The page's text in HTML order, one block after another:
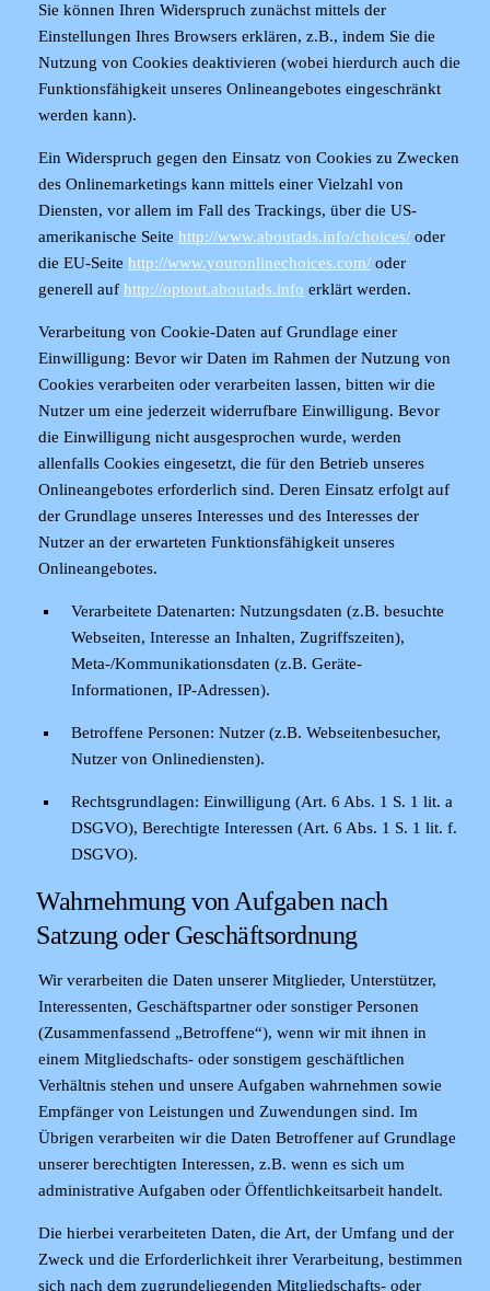
Sie können Ihren Widerspruch zunächst mittels der
Einstellungen Ihres Browsers erklären, z.B., indem Sie die
Nutzung von Cookies deaktivieren (wobei hierdurch auch die
Funktionsfähigkeit unseres Onlineangebotes eingeschränkt
werden kann).
Ein Widerspruch gegen den Einsatz von Cookies zu Zwecken
des Onlinemarketings kann mittels einer Vielzahl von
Diensten, vor allem im Fall des Trackings, über die US-
amerikanische Seite http://www.aboutads.info/choices/ oder
die EU-Seite http://www.youronlinechoices.com/ oder
generell auf http://optout.aboutads.info erklärt werden.
Verarbeitung von Cookie-Daten auf Grundlage einer
Einwilligung: Bevor wir Daten im Rahmen der Nutzung von
Cookies verarbeiten oder verarbeiten lassen, bitten wir die
Nutzer um eine jederzeit widerrufbare Einwilligung. Bevor
die Einwilligung nicht ausgesprochen wurde, werden
allenfalls Cookies eingesetzt, die für den Betrieb unseres
Onlineangebotes erforderlich sind. Deren Einsatz erfolgt auf
der Grundlage unseres Interesses und des Interesses der
Nutzer an der erwarteten Funktionsfähigkeit unseres
Onlineangebotes.
Verarbeitete Datenarten: Nutzungsdaten (z.B. besuchte
Webseiten, Interesse an Inhalten, Zugriffszeiten),
Meta-/Kommunikationsdaten (z.B. Geräte-
Informationen, IP-Adressen).
Betroffene Personen: Nutzer (z.B. Webseitenbesucher,
Nutzer von Onlinediensten).
Rechtsgrundlagen: Einwilligung (Art. 6 Abs. 1 S. 1 lit. a
DSGVO), Berechtigte Interessen (Art. 6 Abs. 1 S. 1 lit. f.
DSGVO).
Wahrnehmung von Aufgaben nach
Satzung oder Geschäftsordnung
Wir verarbeiten die Daten unserer Mitglieder, Unterstützer,
Interessenten, Geschäftspartner oder sonstiger Personen
(Zusammenfassend „Betroffene“), wenn wir mit ihnen in
einem Mitgliedschafts- oder sonstigem geschäftlichen
Verhältnis stehen und unsere Aufgaben wahrnehmen sowie
Empfänger von Leistungen und Zuwendungen sind. Im
Übrigen verarbeiten wir die Daten Betroffener auf Grundlage
unserer berechtigten Interessen, z.B. wenn es sich um
administrative Aufgaben oder Öffentlichkeitsarbeit handelt.
Die hierbei verarbeiteten Daten, die Art, der Umfang und der
Zweck und die Erforderlichkeit ihrer Verarbeitung, bestimmen
sich nach dem zugrundeliegenden Mitgliedschafts- oder